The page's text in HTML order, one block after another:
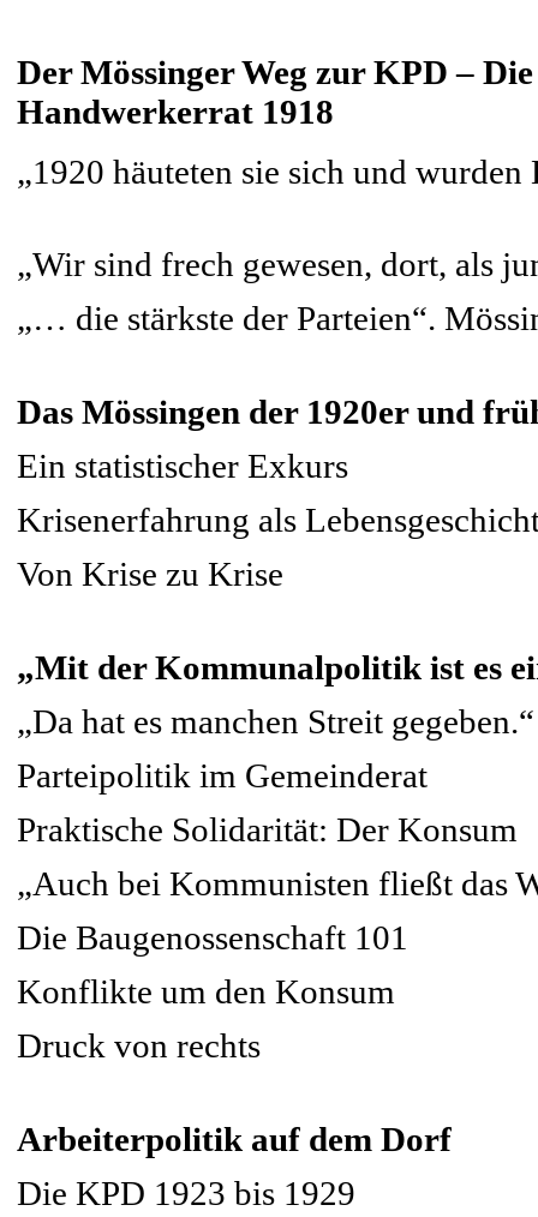
Der Mössinger Weg zur KPD –
Handwerkerrat 1918
„1920 häuteten sie sich und
„Wir sind frech gewesen, dort, als
„… die stärkste der Parteien“.
Das Mössingen der 1920er und
Ein statistischer Exkurs
Krisenerfahrung als
Von Krise zu Krise
„Mit der Kommunalpolitik ist es
„Da hat es manchen Streit gegeben.“
Parteipolitik im Gemeinderat
Praktische Solidarität: Der Konsum
„Auch bei Kommunisten fließt das
Die Baugenossenschaft 101
Konflikte um den Konsum
Druck von rechts
Arbeiterpolitik auf dem Dorf
Die KPD 1923 bis 1929